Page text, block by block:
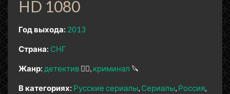
HD 1080
Год выхода: 2013
Страна: СНГ
Жанр: детектив 🕵️‍♂️ криминал 🔪
В категориях: Русские сериалы Сериалы Россия